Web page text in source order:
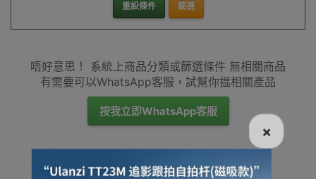
重設條件 篩選
唔好意思！ 系統上商品分類或篩選條件 無相關商品
有需要可以WhatsApp客服，試幫你揾相關產品
按我立即WhatsApp客服
×